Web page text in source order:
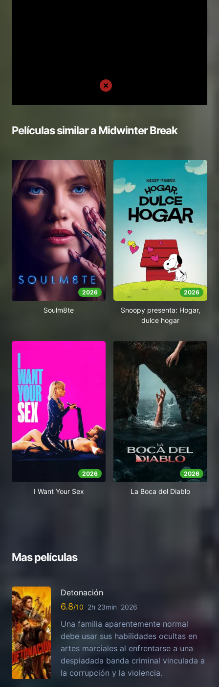
Películas similar aMidwinter Break
2026
Soulm8te
2026
Snoopy presenta: Hogar,
dulce hogar
2026
I Want Your Sex
2026
La Boca del Diablo
Mas películas
Detonación
6.8 2h 23min 2026
Una familia aparentemente normal
debe usar sus habilidades ocultas en
artes marciales al enfrentarse a una
despiadada banda criminal vinculada a
la corrupción y la violencia.